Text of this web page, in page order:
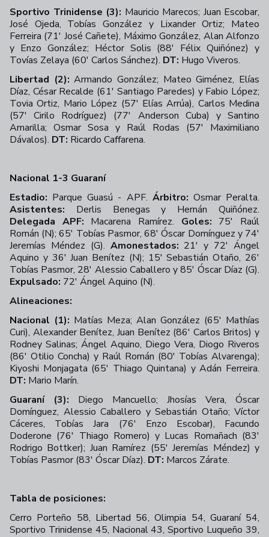
Sportivo Trinidense (3): Mauricio Marecos; Juan Escobar,
José Ojeda, Tobías González y Lixander Ortiz; Mateo
Ferreira (71' José Cañete), Máximo González, Alan Alfonzo
y Enzo González; Héctor Solis (88' Félix Quiñónez) y
Tovías Zelaya (60' Carlos Sánchez). DT: Hugo Viveros.
Libertad (2): Armando González; Mateo Giménez, Elías
Díaz, César Recalde (61' Santiago Paredes) y Fabio López;
Tovia Ortiz, Mario López (57' Elías Arrúa), Carlos Medina
(57' Cirilo Rodríguez) (77' Anderson Cuba) y Santino
Amarilla; Osmar Sosa y Raúl Rodas (57' Maximiliano
Dávalos). DT: Ricardo Caffarena.
Nacional 1-3 Guaraní
Estadio: Parque Guasú - APF. Árbitro: Osmar Peralta.
Asistentes: Derlis Benegas y Hernán Quiñónez.
Delegada APF: Macarena Ramírez. Goles: 75' Raúl
Román (N); 65' Tobías Pasmor, 68' Óscar Domínguez y 74'
Jeremías Méndez (G). Amonestados: 21' y 72' Ángel
Aquino y 36' Juan Benítez (N); 15' Sebastián Otaño, 26'
Tobías Pasmor, 28' Alessio Caballero y 85' Óscar Díaz (G).
Expulsado: 72' Ángel Aquino (N).
Alineaciones:
Nacional (1): Matías Meza; Alan González (65' Mathías
Curi), Alexander Benítez, Juan Benítez (86' Carlos Britos) y
Rodney Salinas; Ángel Aquino, Diego Vera, Diogo Riveros
(86' Otilio Concha) y Raúl Román (80' Tobías Alvarenga);
Kiyoshi Monjagata (65' Thiago Quintana) y Adán Ferreira.
DT: Mario Marín.
Guaraní (3): Diego Mancuello; Jhosías Vera, Óscar
Domínguez, Alessio Caballero y Sebastián Otaño; Víctor
Cáceres, Tobías Jara (76' Enzo Escobar), Facundo
Doderone (76' Thiago Romero) y Lucas Romañach (83'
Rodrigo Bottker); Juan Ramírez (55' Jeremías Méndez) y
Tobías Pasmor (83' Óscar Díaz). DT: Marcos Zárate.
Tabla de posiciones:
Cerro Porteño 58, Libertad 56, Olimpia 54, Guaraní 54,
Sportivo Trinidense 45, Nacional 43, Sportivo Luqueño 39,